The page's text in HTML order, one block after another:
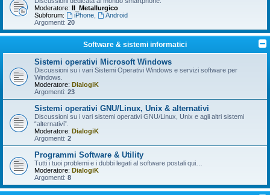
Moderatore: Il_Metallurgico
Subforum:
iPhone,
Android
Argomenti: 20
Software & sistemi informatici
Sistemi operativi Microsoft Windows
Discussioni su i vari Sistemi Operativi Windows e servizi software per
Windows.
Moderatore: DialogiK
Argomenti: 23
Sistemi operativi GNU/Linux, Unix & alternativi
Discussioni su i vari sistemi operativi GNU/Linux, Unix e agli altri sistemi
“alternativi”.
Moderatore: DialogiK
Argomenti: 2
Programmi Software & Utility
Tutti i tuoi problemi e i dubbi legati al software postali qui…
Moderatore: DialogiK
Argomenti: 8